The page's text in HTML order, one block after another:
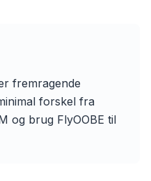
fremragende
forskel fra
og brug FlyOOBE til
Optimizer